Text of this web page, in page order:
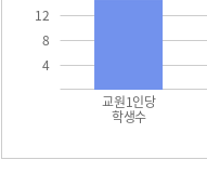
08. 15 토 - 여름방학
08. 16 일 - 여름방학
08. 17 월 - 대체공휴일
4
8
12
교원1인당
학생수